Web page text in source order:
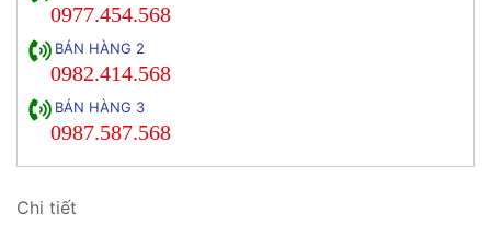
0977.454.568
BÁN HÀNG 2
0982.414.568
BÁN HÀNG 3
0987.587.568
Chi tiết